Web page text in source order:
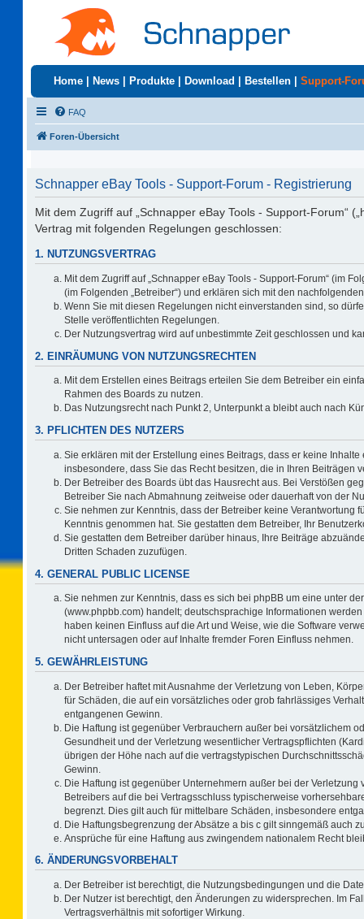
Home News Produkte Download Bestellen Support-
FAQ
Foren-Übersicht
Schnapper eBay Tools - Support-Forum - Registrierung
Mit dem Zugriff auf „Schnapper eBay Tools - Support-Forum“
Vertrag mit folgenden Regelungen geschlossen:
1. NUTZUNGSVERTRAG
Mit dem Zugriff auf „Schnapper eBay Tools - Support-Forum“ (im
(im Folgenden „Betreiber“) und erklären sich mit den
Wenn Sie mit diesen Regelungen nicht einverstanden sind, so
Stelle veröffentlichten Regelungen.
Der Nutzungsvertrag wird auf unbestimmte Zeit geschlossen und
2. EINRÄUMUNG VON NUTZUNGSRECHTEN
Mit dem Erstellen eines Beitrags erteilen Sie dem Betreiber ein
Rahmen des Boards zu nutzen.
Das Nutzungsrecht nach Punkt 2, Unterpunkt a bleibt auch nach
3. PFLICHTEN DES NUTZERS
Sie erklären mit der Erstellung eines Beitrags, dass er keine
insbesondere, dass Sie das Recht besitzen, die in Ihren Beiträgen
Der Betreiber des Boards übt das Hausrecht aus. Bei Verstößen
Betreiber Sie nach Abmahnung zeitweise oder dauerhaft von der
Sie nehmen zur Kenntnis, dass der Betreiber keine Verantwortung
Kenntnis genommen hat. Sie gestatten dem Betreiber, Ihr
Sie gestatten dem Betreiber darüber hinaus, Ihre Beiträge
Dritten Schaden zuzufügen.
4. GENERAL PUBLIC LICENSE
Sie nehmen zur Kenntnis, dass es sich bei phpBB um eine unter der
(www.phpbb.com) handelt; deutschsprachige Informationen
haben keinen Einfluss auf die Art und Weise, wie die Software
nicht untersagen oder auf Inhalte fremder Foren Einfluss nehmen.
5. GEWÄHRLEISTUNG
Der Betreiber haftet mit Ausnahme der Verletzung von Leben,
für Schäden, die auf ein vorsätzliches oder grob fahrlässiges
entgangenen Gewinn.
Die Haftung ist gegenüber Verbrauchern außer bei vorsätzlichem
Gesundheit und der Verletzung wesentlicher Vertragspflichten
übrigen der Höhe nach auf die vertragstypischen
Gewinn.
Die Haftung ist gegenüber Unternehmern außer bei der
Betreibers auf die bei Vertragsschluss typischerweise
begrenzt. Dies gilt auch für mittelbare Schäden, insbesondere
Die Haftungsbegrenzung der Absätze a bis c gilt sinngemäß auch
Ansprüche für eine Haftung aus zwingendem nationalem Recht
6. ÄNDERUNGSVORBEHALT
Der Betreiber ist berechtigt, die Nutzungsbedingungen und die
Der Nutzer ist berechtigt, den Änderungen zu widersprechen. Im
Vertragsverhältnis mit sofortiger Wirkung.